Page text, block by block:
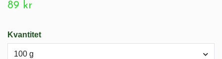
89 kr
Kvantitet
100 g